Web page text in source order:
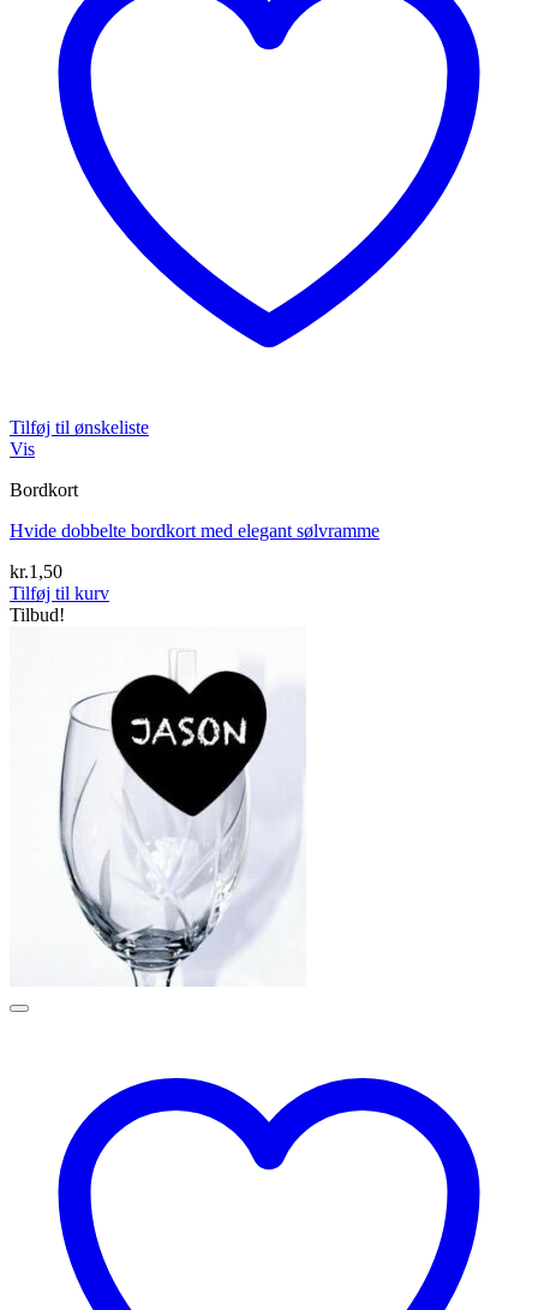
Tilføj til ønskeliste
Vis
Bordkort
Hvide dobbelte bordkort med elegant sølvramme
kr.1,50
Tilføj til kurv
Tilbud!